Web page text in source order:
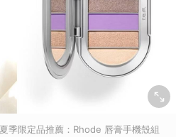
季限定品推薦：Rhode 唇膏手機殼組